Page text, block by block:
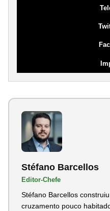
Stéfano Barcellos
Editor-Chefe
Stéfano Barcellos
cruzamento pouco